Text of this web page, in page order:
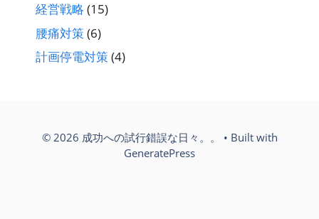
経営戦略 (15)
腰痛対策 (6)
計画停電対策 (4)
© 2026 成功への試行錯誤な日々。。
• Built with
GeneratePress